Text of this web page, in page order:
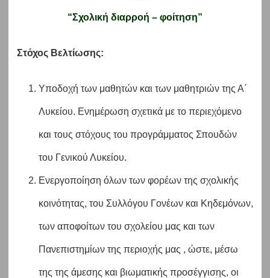
“Σχολική διαρροή – φοίτηση”
Στόχος Βελτίωσης:
Υποδοχή των μαθητών και των μαθητριών της Α΄
Λυκείου. Ενημέρωση σχετικά με το περιεχόμενο
και τους στόχους του προγράμματος Σπουδών
του Γενικού Λυκείου.
Ενεργοποίηση όλων των φορέων της σχολικής
κοινότητας, του Συλλόγου Γονέων και Κηδεμόνων,
των αποφοίτων του σχολείου μας και των
Πανεπιστημίων της περιοχής μας , ώστε, μέσω
της της άμεσης και βιωματικής προσέγγισης, οι